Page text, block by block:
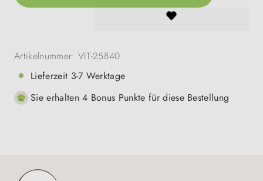
Artikelnummer: VIT-25840
Lieferzeit 3-7 Werktage
Sie erhalten 4 Bonus Punkte für diese Bestellung